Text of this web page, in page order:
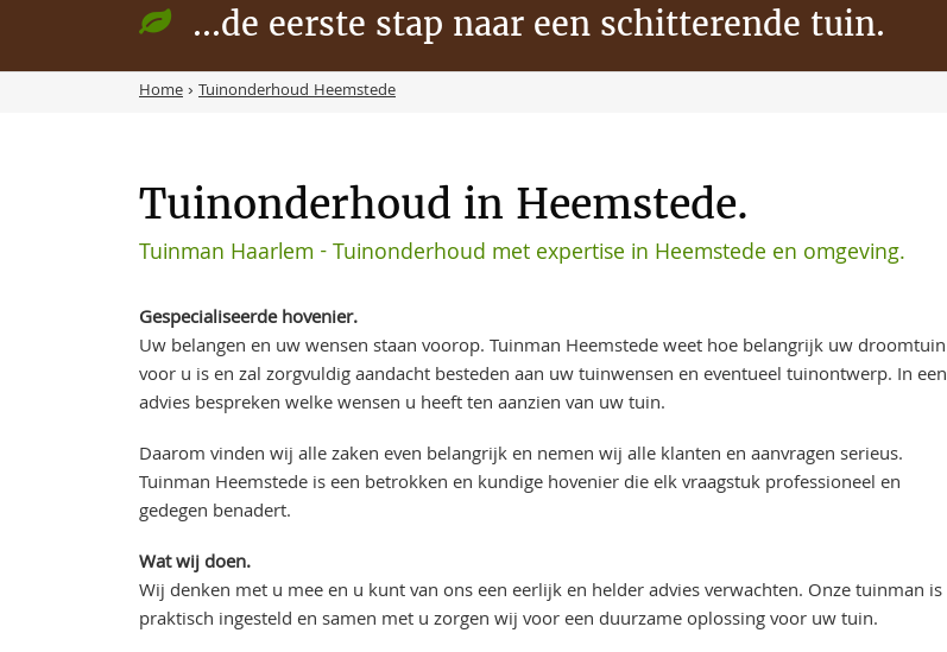
...de eerste stap naar een schitterende tuin.
Home› Tuinonderhoud Heemstede
Tuinonderhoud in Heemstede.
Tuinman Haarlem - Tuinonderhoud met expertise in Heemstede en omgeving.
Gespecialiseerde hovenier.
Uw belangen en uw wensen staan voorop. Tuinman Heemstede weet hoe belangrijk uw droomtuin
voor u is en zal zorgvuldig aandacht besteden aan uw tuinwensen en eventueel tuinontwerp. In een
advies bespreken welke wensen u heeft ten aanzien van uw tuin.
Daarom vinden wij alle zaken even belangrijk en nemen wij alle klanten en aanvragen serieus.
Tuinman Heemstede is een betrokken en kundige hovenier die elk vraagstuk professioneel en
gedegen benadert.
Wat wij doen.
Wij denken met u mee en u kunt van ons een eerlijk en helder advies verwachten. Onze tuinman is
praktisch ingesteld en samen met u zorgen wij voor een duurzame oplossing voor uw tuin.